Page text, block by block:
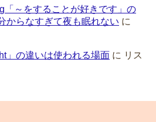
「～をすることが好きです」の
からなすぎて夜も眠れない に
」の違いは使われる場面 に リス